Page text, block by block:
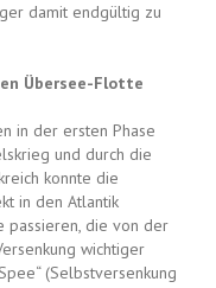
damit endgültig zu
Übersee-Flotte
in der ersten Phase
und durch die
konnte die
in den Atlantik
passieren, die von der
wichtiger
(Selbstversenkung